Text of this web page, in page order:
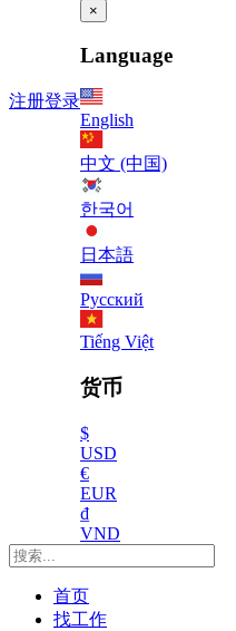
注册登录
×
Language
English
中文 (中国)
한국어
日本語
Русский
Tiếng Việt
货币
$
USD
€
EUR
₫
VND
首页
找工作